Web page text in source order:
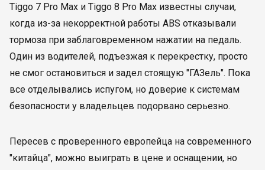
Tiggo 7 Pro Max и Tiggo 8 Pro Max известны случаи,
когда из-за некорректной работы ABS отказывали
тормоза при заблаговременном нажатии на педаль.
Один из водителей, подъезжая к перекрестку, просто
не смог остановиться и задел стоящую "ГАЗель". Пока
все отделывались испугом, но доверие к системам
безопасности у владельцев подорвано серьезно.
Пересев с проверенного европейца на современного
"китайца", можно выиграть в цене и оснащении, но